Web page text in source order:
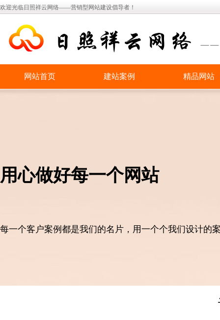
欢迎光临日照祥云网络——营销型网站建设倡导者！
网站首页 建站案例 精品网站
用心做好每一个网站
每一个客户案例都是我们的名片，用一个个我们设计的